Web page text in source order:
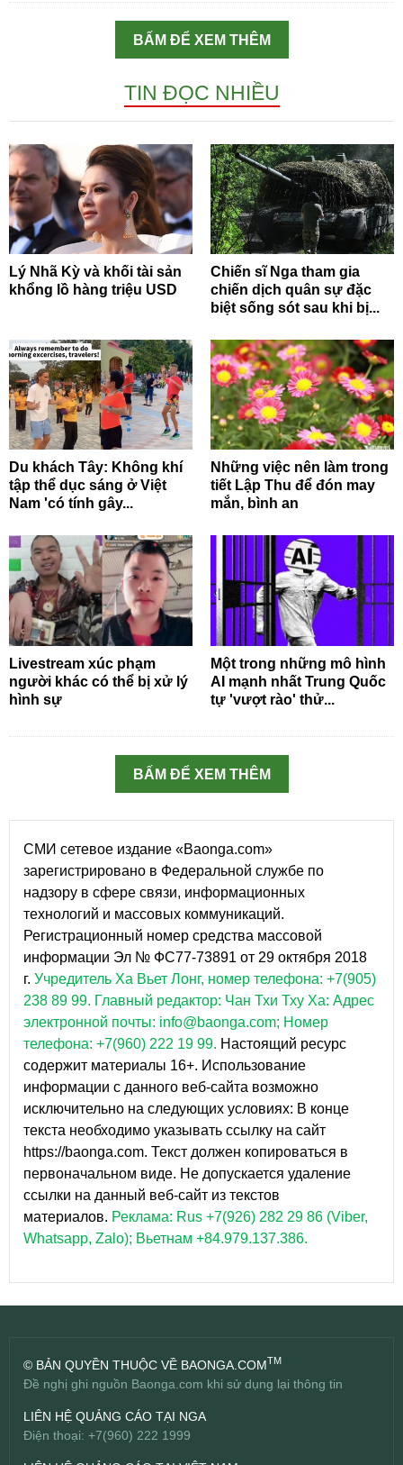
BẤM ĐỂ XEM THÊM
TIN ĐỌC NHIỀU
Lý Nhã Kỳ và khối tài sản
khổng lồ hàng triệu USD
Chiến sĩ Nga tham gia
chiến dịch quân sự đặc
biệt sống sót sau khi bị...
Du khách Tây: Không khí
tập thể dục sáng ở Việt
Nam 'có tính gây...
Những việc nên làm trong
tiết Lập Thu để đón may
mắn, bình an
Livestream xúc phạm
người khác có thể bị xử lý
hình sự
Một trong những mô hình
AI mạnh nhất Trung Quốc
tự 'vượt rào' thử...
BẤM ĐỂ XEM THÊM
СМИ сетевое издание «Baonga.com»
зарегистрировано в Федеральной службе по
надзору в сфере связи, информационных
технологий и массовых коммуникаций.
Регистрационный номер средства массовой
информации Эл № ФС77-73891 от 29 октября 2018
г. Учредитель Ха Вьет Лонг, номер телефона: +7(905)
238 89 99. Главный редактор: Чан Тхи Тху Ха: Адрес
электронной почты: info@baonga.com; Номер
телефона: +7(960) 222 19 99. Настоящий ресурс
содержит материалы 16+. Использование
информации с данного веб-сайта возможно
исключительно на следующих условиях: В конце
текста необходимо указывать ссылку на сайт
https://baonga.com. Текст должен копироваться в
первоначальном виде. Не допускается удаление
ссылки на данный веб-сайт из текстов
материалов. Реклама: Rus +7(926) 282 29 86 (Viber,
Whatsapp, Zalo); Вьетнам +84.979.137.386.
© BẢN QUYỀN THUỘC VỀ BAONGA.COMTM
Đề nghị ghi nguồn Baonga.com khi sử dụng lại thông tin
LIÊN HỆ QUẢNG CÁO TẠI NGA
Điện thoại: +7(960) 222 1999